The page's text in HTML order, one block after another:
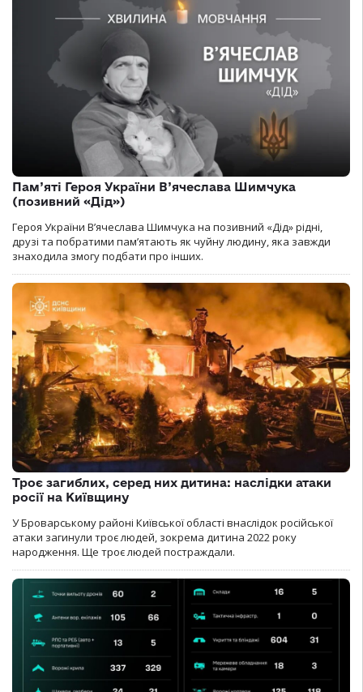
Пам’яті Героя України В’ячеслава Шимчука
(позивний «Дід»)
Героя України В’ячеслава Шимчука на позивний «Дід» рідні,
друзі та побратими пам’ятають як чуйну людину, яка завжди
знаходила змогу подбати про інших.
Троє загиблих, серед них дитина: наслідки атаки
росії на Київщину
У Броварському районі Київської області внаслідок російської
атаки загинули троє людей, зокрема дитина 2022 року
народження. Ще троє людей постраждали.